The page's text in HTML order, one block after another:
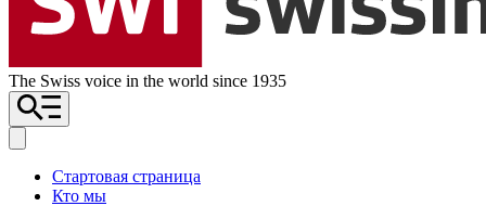
The Swiss voice in the world since 1935
Стартовая страница
Кто мы